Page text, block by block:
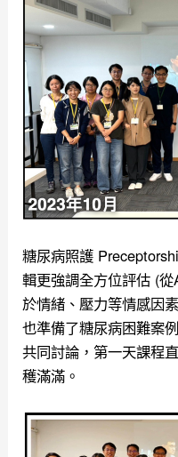
糖尿病照護
輯更強調全方位評估 (
於情緒、壓力等情感因
也準備了糖尿病困難案
共同討論，第一天課程
穫滿滿。